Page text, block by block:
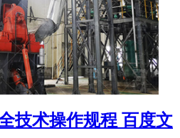
技术操作规程 百度文